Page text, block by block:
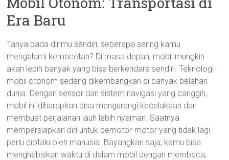
Era Baru
Tanya pada dirimu sendiri, seberapa sering kamu
mengalami kemacetan? Di masa depan, mobil mungkin
akan lebih banyak yang bisa berkendara sendiri. Teknologi
mobil otonom sedang dikembangkan di banyak belahan
dunia. Dengan sensor dan sistem navigasi yang canggih,
mobil ini diharapkan bisa mengurangi kecelakaan dan
membuat perjalanan jauh lebih nyaman. Saatnya
mempersiapkan diri untuk pemotor-motor yang tidak lagi
perlu diotaki oleh manusia. Bayangkan saja, kamu bisa
menghabiskan waktu di dalam mobil dengan membaca,